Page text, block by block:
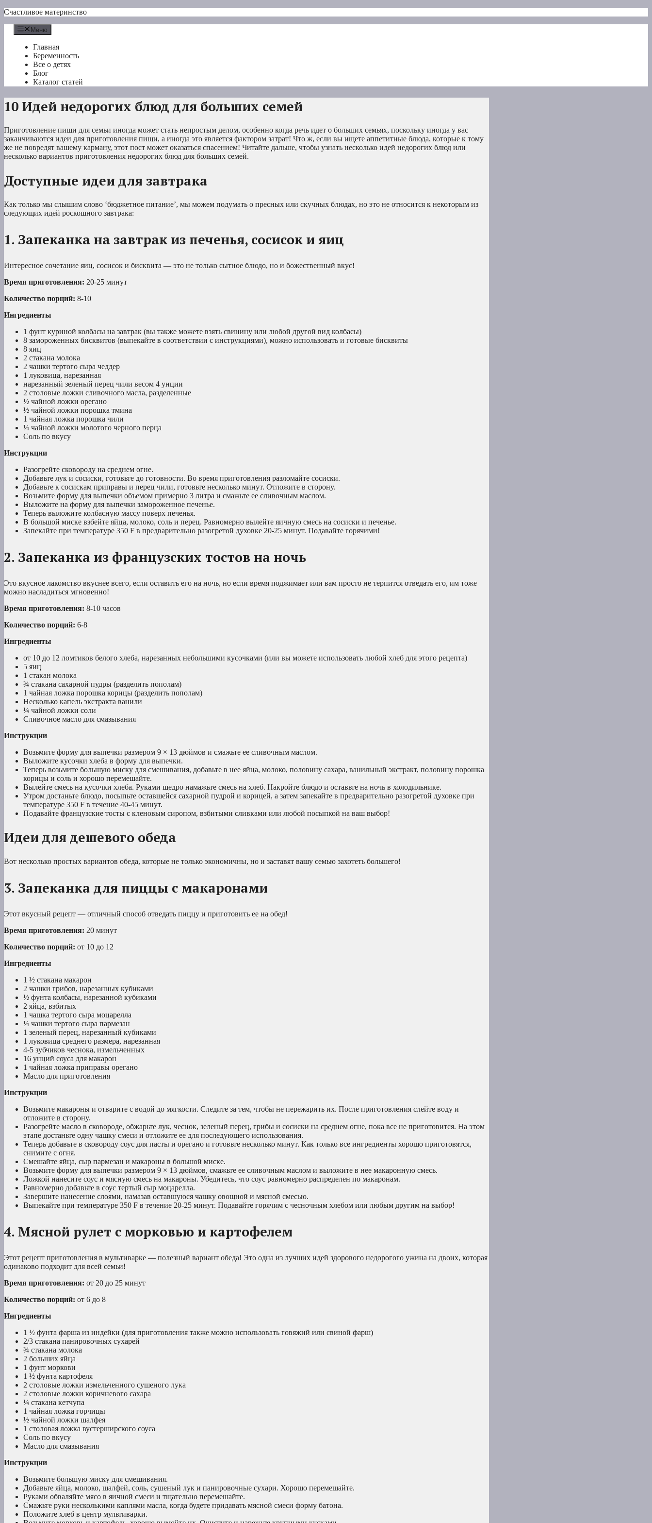
Перейти
содержимому
Счастливое материнство
Меню
Главная
Беременность
Все о детях
Блог
Каталог статей
10 Идей недорогих блюд для больших семей
Приготовление пищи для семьи иногда может стать непростым делом, особенно когда речь идет о больших семьях, поскольку иногда у вас
заканчиваются идеи для приготовления пищи, а иногда это является фактором затрат! Что ж, если вы ищете аппетитные блюда, которые к тому
же не повредят вашему карману, этот пост может оказаться спасением! Читайте дальше, чтобы узнать несколько идей недорогих блюд или
несколько вариантов приготовления недорогих блюд для больших семей.
Доступные идеи для завтрака
Как только мы слышим слово ‘бюджетное питание’, мы можем подумать о пресных или скучных блюдах, но это не относится к некоторым из
следующих идей роскошного завтрака:
1. Запеканка на завтрак из печенья, сосисок и яиц
Интересное сочетание яиц, сосисок и бисквита — это не только сытное блюдо, но и божественный вкус!
Время приготовления: 20-25 минут
Количество порций: 8-10
Ингредиенты
1 фунт куриной колбасы на завтрак (вы также можете взять свинину или любой другой вид колбасы)
8 замороженных бисквитов (выпекайте в соответствии с инструкциями), можно использовать и готовые бисквиты
8 яиц
2 стакана молока
2 чашки тертого сыра чеддер
1 луковица, нарезанная
нарезанный зеленый перец чили весом 4 унции
2 столовые ложки сливочного масла, разделенные
½ чайной ложки орегано
½ чайной ложки порошка тмина
1 чайная ложка порошка чили
¼ чайной ложки молотого черного перца
Соль по вкусу
Инструкции
Разогрейте сковороду на среднем огне.
Добавьте лук и сосиски, готовьте до готовности. Во время приготовления разломайте сосиски.
Добавьте к сосискам приправы и перец чили, готовьте несколько минут. Отложите в сторону.
Возьмите форму для выпечки объемом примерно 3 литра и смажьте ее сливочным маслом.
Выложите на форму для выпечки замороженное печенье.
Теперь выложите колбасную массу поверх печенья.
В большой миске взбейте яйца, молоко, соль и перец. Равномерно вылейте яичную смесь на сосиски и печенье.
Запекайте при температуре 350 F в предварительно разогретой духовке 20-25 минут. Подавайте горячими!
2. Запеканка из французских тостов на ночь
Это вкусное лакомство вкуснее всего, если оставить его на ночь, но если время поджимает или вам просто не терпится отведать его, им тоже
можно насладиться мгновенно!
Время приготовления: 8-10 часов
Количество порций: 6-8
Ингредиенты
от 10 до 12 ломтиков белого хлеба, нарезанных небольшими кусочками (или вы можете использовать любой хлеб для этого рецепта)
5 яиц
1 стакан молока
¾ стакана сахарной пудры (разделить пополам)
1 чайная ложка порошка корицы (разделить пополам)
Несколько капель экстракта ванили
¼ чайной ложки соли
Сливочное масло для смазывания
Инструкции
Возьмите форму для выпечки размером 9 × 13 дюймов и смажьте ее сливочным маслом.
Выложите кусочки хлеба в форму для выпечки.
Теперь возьмите большую миску для смешивания, добавьте в нее яйца, молоко, половину сахара, ванильный экстракт, половину порошка
корицы и соль и хорошо перемешайте.
Вылейте смесь на кусочки хлеба. Руками щедро намажьте смесь на хлеб. Накройте блюдо и оставьте на ночь в холодильнике.
Утром достаньте блюдо, посыпьте оставшейся сахарной пудрой и корицей, а затем запекайте в предварительно разогретой духовке при
температуре 350 F в течение 40-45 минут.
Подавайте французские тосты с кленовым сиропом, взбитыми сливками или любой посыпкой на ваш выбор!
Идеи для дешевого обеда
Вот несколько простых вариантов обеда, которые не только экономичны, но и заставят вашу семью захотеть большего!
3. Запеканка для пиццы с макаронами
Этот вкусный рецепт — отличный способ отведать пиццу и приготовить ее на обед!
Время приготовления: 20 минут
Количество порций: от 10 до 12
Ингредиенты
1 ½ стакана макарон
2 чашки грибов, нарезанных кубиками
½ фунта колбасы, нарезанной кубиками
2 яйца, взбитых
1 чашка тертого сыра моцарелла
¼ чашки тертого сыра пармезан
1 зеленый перец, нарезанный кубиками
1 луковица среднего размера, нарезанная
4-5 зубчиков чеснока, измельченных
16 унций соуса для макарон
1 чайная ложка приправы орегано
Масло для приготовления
Инструкции
Возьмите макароны и отварите с водой до мягкости. Следите за тем, чтобы не пережарить их. После приготовления слейте воду и
отложите в сторону.
Разогрейте масло в сковороде, обжарьте лук, чеснок, зеленый перец, грибы и сосиски на среднем огне, пока все не приготовится. На этом
этапе достаньте одну чашку смеси и отложите ее для последующего использования.
Теперь добавьте в сковороду соус для пасты и орегано и готовьте несколько минут. Как только все ингредиенты хорошо приготовятся,
снимите с огня.
Смешайте яйца, сыр пармезан и макароны в большой миске.
Возьмите форму для выпечки размером 9 × 13 дюймов, смажьте ее сливочным маслом и выложите в нее макаронную смесь.
Ложкой нанесите соус и мясную смесь на макароны. Убедитесь, что соус равномерно распределен по макаронам.
Равномерно добавьте в соус тертый сыр моцарелла.
Завершите нанесение слоями, намазав оставшуюся чашку овощной и мясной смесью.
Выпекайте при температуре 350 F в течение 20-25 минут. Подавайте горячим с чесночным хлебом или любым другим на выбор!
4. Мясной рулет с морковью и картофелем
Этот рецепт приготовления в мультиварке — полезный вариант обеда! Это одна из лучших идей здорового недорогого ужина на двоих, которая
одинаково подходит для всей семьи!
Время приготовления: от 20 до 25 минут
Количество порций: от 6 до 8
Ингредиенты
1 ½ фунта фарша из индейки (для приготовления также можно использовать говяжий или свиной фарш)
2/3 стакана панировочных сухарей
¾ стакана молока
2 больших яйца
1 фунт моркови
1 ½ фунта картофеля
2 столовые ложки измельченного сушеного лука
2 столовые ложки коричневого сахара
¼ стакана кетчупа
1 чайная ложка горчицы
½ чайной ложки шалфея
1 столовая ложка вустерширского соуса
Соль по вкусу
Масло для смазывания
Инструкции
Возьмите большую миску для смешивания.
Добавьте яйца, молоко, шалфей, соль, сушеный лук и панировочные сухари. Хорошо перемешайте.
Руками обваляйте мясо в яичной смеси и тщательно перемешайте.
Смажьте руки несколькими каплями масла, когда будете придавать мясной смеси форму батона.
Положите хлеб в центр мультиварки.